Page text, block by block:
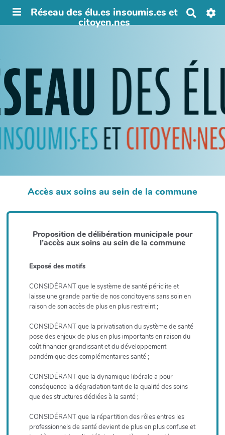
Réseau des élu.es insoumis.es et
citoyen.nes
r
c
e
Accès aux soins au sein de la commune
Proposition de délibération municipale pour
l’accès aux soins au sein de la commune
Exposé des motifs
CONSIDÉRANT que le système de santé périclite et
laisse une grande partie de nos concitoyens sans soin en
raison de son accès de plus en plus restreint ;
CONSIDÉRANT que la privatisation du système de santé
pose des enjeux de plus en plus importants en raison du
coût financier grandissant et du développement
pandémique des complémentaires santé ;
CONSIDÉRANT que la dynamique libérale a pour
conséquence la dégradation tant de la qualité des soins
que des structures dédiées à la santé ;
CONSIDÉRANT que la répartition des rôles entres les
professionnels de santé devient de plus en plus confuse et